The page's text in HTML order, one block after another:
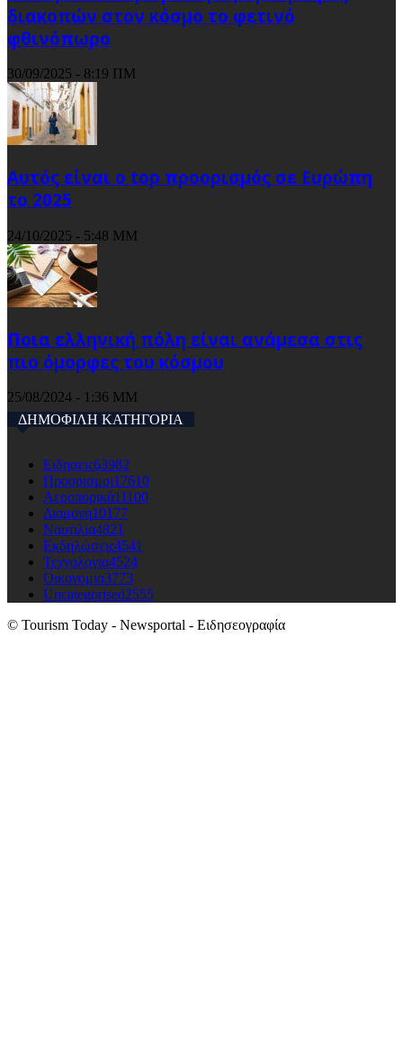
διακοπών στον κόσμο το φετινό
φθινόπωρο
30/09/2025 - 8:19 ΠΜ
Αυτός είναι ο top προορισμός σε Ευρώπη
το 2025
24/10/2025 - 5:48 ΜΜ
Ποια ελληνική πόλη είναι ανάμεσα στις
πιο όμορφες του κόσμου
25/08/2024 - 1:36 ΜΜ
ΔΗΜΟΦΙΛΗ ΚΑΤΗΓΟΡΙΑ
Ειδησεις63982
Προορισμοι17610
Αεροπορικά11100
Διαμονη10177
Ναυτιλια4821
Εκδηλώσεις4541
Τεχνολογια4524
Οικονομια3773
Uncategorised2555
© Tourism Today - Newsportal - Ειδησεογραφία